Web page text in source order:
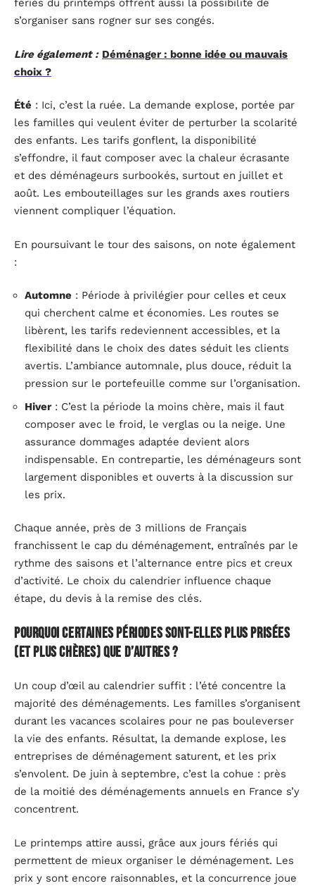
fériés du printemps offrent aussi la possibilité de
s’organiser sans rogner sur ses congés.
Lire également : Déménager : bonne idée ou mauvais
choix ?
Été : Ici, c’est la ruée. La demande explose, portée par
les familles qui veulent éviter de perturber la scolarité
des enfants. Les tarifs gonflent, la disponibilité
s’effondre, il faut composer avec la chaleur écrasante
et des déménageurs surbookés, surtout en juillet et
août. Les embouteillages sur les grands axes routiers
viennent compliquer l’équation.
En poursuivant le tour des saisons, on note également
:
Automne : Période à privilégier pour celles et ceux
qui cherchent calme et économies. Les routes se
libèrent, les tarifs redeviennent accessibles, et la
flexibilité dans le choix des dates séduit les clients
avertis. L’ambiance automnale, plus douce, réduit la
pression sur le portefeuille comme sur l’organisation.
Hiver: C’est la période la moins chère, mais il faut
composer avec le froid, le verglas ou la neige. Une
assurance dommages adaptée devient alors
indispensable. En contrepartie, les déménageurs sont
largement disponibles et ouverts à la discussion sur
les prix.
Chaque année, près de 3 millions de Français
franchissent le cap du déménagement, entraînés par le
rythme des saisons et l’alternance entre pics et creux
d’activité. Le choix du calendrier influence chaque
étape, du devis à la remise des clés.
Pourquoi certaines périodes sont-elles plus prisées
(et plus chères) que d’autres ?
Un coup d’œil au calendrier suffit : l’été concentre la
majorité des déménagements. Les familles s’organisent
durant les vacances scolaires pour ne pas bouleverser
la vie des enfants. Résultat, la demande explose, les
entreprises de déménagement saturent, et les prix
s’envolent. De juin à septembre, c’est la cohue : près
de la moitié des déménagements annuels en France s’y
concentrent.
Le printemps attire aussi, grâce aux jours fériés qui
permettent de mieux organiser le déménagement. Les
prix y sont encore raisonnables, et la concurrence joue